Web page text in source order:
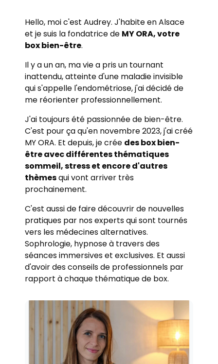
Hello, moi c'est Audrey. J'habite en Alsace
et je suis la fondatrice de MY ORA, votre
box bien-être.
Il y a un an, ma vie a pris un tournant
inattendu, atteinte d'une maladie invisible
qui s'appelle l'endométriose, j'ai décidé de
me réorienter professionnellement.
J'ai toujours été passionnée de bien-être.
C'est pour ça qu'en novembre 2023, j'ai créé
MY ORA. Et depuis, je crée des box bien-
être avec différentes thématiques
sommeil, stress et encore d'autres
thèmesqui vont arriver très
prochainement.
C'est aussi de faire découvrir de nouvelles
pratiques par nos experts qui sont tournés
vers les médecines alternatives.
Sophrologie, hypnose à travers des
séances immersives et exclusives. Et aussi
d'avoir des conseils de professionnels par
rapport à chaque thématique de box.